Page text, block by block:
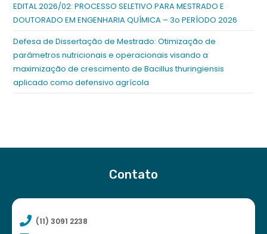
EDITAL 2026/02: PROCESSO SELETIVO PARA MESTRADO E
DOUTORADO EM ENGENHARIA QUÍMICA – 3o PERÍODO 2026
Defesa de Dissertação de Mestrado: Otimização de
parâmetros nutricionais e operacionais visando a
maximização de crescimento de Bacillus thuringiensis
aplicado como defensivo agrícola
Contato
(11) 3091 2238